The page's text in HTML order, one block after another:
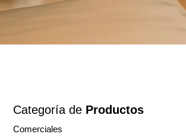
Categoría de Productos
Comerciales